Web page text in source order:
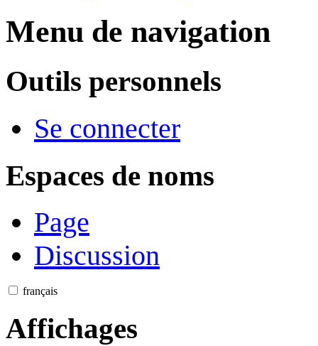
Menu de navigation
Outils personnels
Se connecter
Espaces de noms
Page
Discussion
français
Affichages